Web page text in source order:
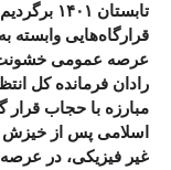
تابستان
قرارگاه‌هایی وابسته
عرصه عمومی خشونت
مبارزه با حجاب
اسلامی پس از خیزش
غیر فیزیکی، در